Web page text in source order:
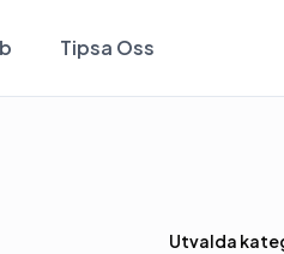
Tipsa Oss
Utvalda